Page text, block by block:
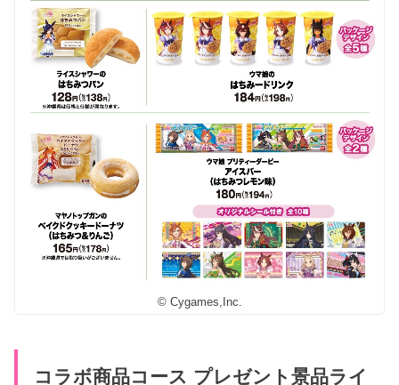
© Cygames,Inc.
コラボ商品コース プレゼント景品ライ